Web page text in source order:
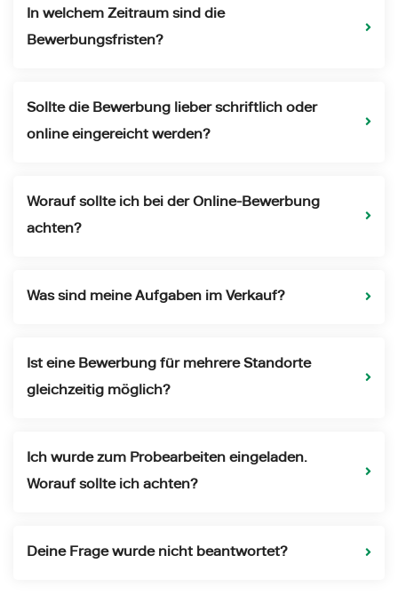
In welchem Zeitraum sind die
Bewerbungsfristen?
Sollte die Bewerbung lieber schriftlich oder
online eingereicht werden?
Worauf sollte ich bei der Online-Bewerbung
achten?
Was sind meine Aufgaben im Verkauf?
Ist eine Bewerbung für mehrere Standorte
gleichzeitig möglich?
Ich wurde zum Probearbeiten eingeladen.
Worauf sollte ich achten?
Deine Frage wurde nicht beantwortet?